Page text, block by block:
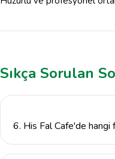
Sıkça Sorulan
6. His Fal Cafe'de hangi